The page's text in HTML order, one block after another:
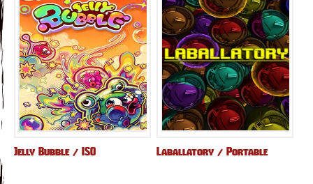
Jelly Bubble / ISO Laballatory / Portable